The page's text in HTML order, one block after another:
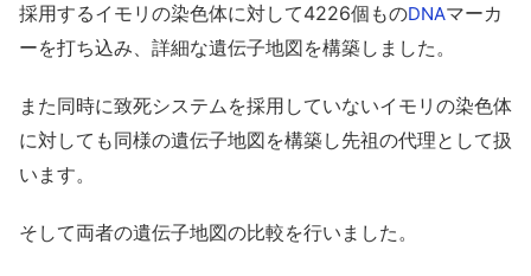
採用するイモリの染色体に対して4226個ものDNAマーカ
ーを打ち込み、詳細な遺伝子地図を構築しました。
また同時に致死システムを採用していないイモリの染色体
に対しても同様の遺伝子地図を構築し先祖の代理として扱
います。
そして両者の遺伝子地図の比較を行いました。